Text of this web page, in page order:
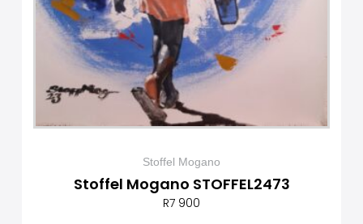
Stoffel Mogano
Stoffel Mogano STOFFEL2473
R7 900